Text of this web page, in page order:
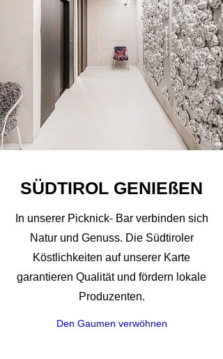
SÜDTIROL GENIEßEN
In unserer Picknick- Bar verbinden sich
Natur und Genuss. Die Südtiroler
Köstlichkeiten auf unserer Karte
garantieren Qualität und fördern lokale
Produzenten.
Den Gaumen verwöhnen